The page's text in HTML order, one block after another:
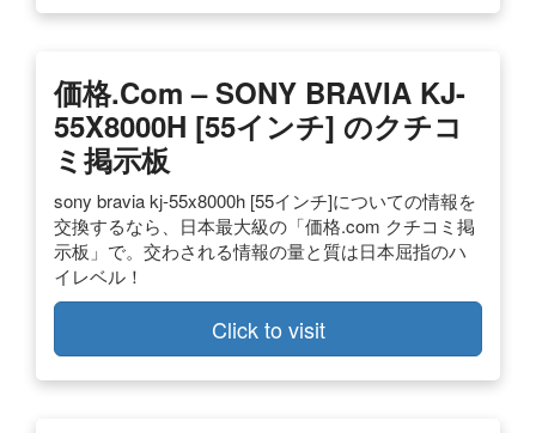
価格.com – SONY BRAVIA KJ-
55X8000H [55インチ] のクチコ
ミ掲示板
sony bravia kj-55x8000h [55インチ]についての情報を
交換するなら、日本最大級の「価格.com クチコミ掲
示板」で。交わされる情報の量と質は日本屈指のハ
イレベル！
Click to visit